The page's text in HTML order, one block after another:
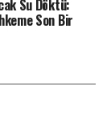
Su Döktü:
Son Bir